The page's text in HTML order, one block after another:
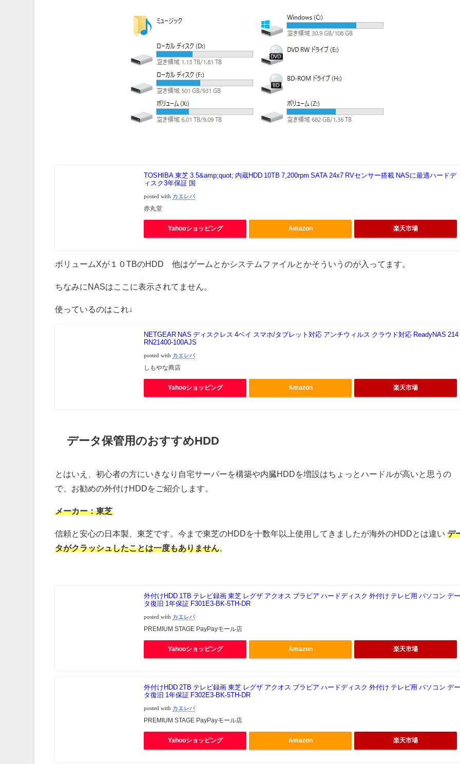
TOSHIBA 東芝 3.5&amp;quot; 内蔵HDD 10TB 7,200rpm SATA 24x7 RVセンサー搭載 NASに最適ハードデ
ィスク3年保証 国
posted with カエレバ
赤丸堂
Yahooショッピング Amazon 楽天市場
ボリュームXが１０TBのHDD 他はゲームとかシステムファイルとかそういうのが入ってます。
ちなみにNASはここに表示されてません。
使っているのはこれ↓
NETGEAR NAS ディスクレス 4ベイ スマホ/タブレット対応 アンチウィルス クラウド対応 ReadyNAS 214
RN21400-100AJS
posted with カエレバ
しもやな商店
Yahooショッピング Amazon 楽天市場
データ保管用のおすすめHDD
とはいえ、初心者の方にいきなり自宅サーバーを構築や内臓HDDを増設はちょっとハードルが高いと思うの
で、お勧めの外付けHDDをご紹介します。
メーカー：東芝
信頼と安心の日本製、東芝です。今まで東芝のHDDを十数年以上使用してきましたが海外のHDDとは違いデ
タがクラッシュしたことは一度もありません
外付けHDD 1TB テレビ録画 東芝 レグザ アクオス ブラビア ハードディスク 外付け テレビ用 パソコン デ
タ復旧 1年保証 F301E3-BK-5TH-DR
posted with カエレバ
PREMIUM STAGE PayPayモール店
Yahooショッピング Amazon 楽天市場
外付けHDD 2TB テレビ録画 東芝 レグザ アクオス ブラビア ハードディスク 外付け テレビ用 パソコン デ
タ復旧 1年保証 F302E3-BK-5TH-DR
posted with カエレバ
PREMIUM STAGE PayPayモール店
Yahooショッピング Amazon 楽天市場